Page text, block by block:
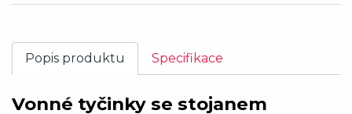
Popis produktu Specifikace
Vonné tyčinky se stojanem